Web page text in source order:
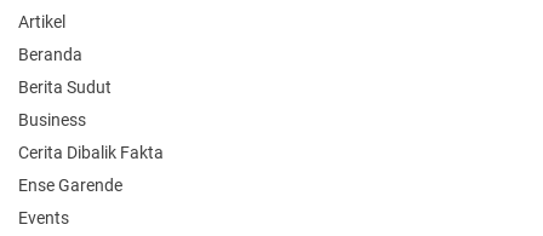
Artikel
Beranda
Berita Sudut
Business
Cerita Dibalik Fakta
Ense Garende
Events